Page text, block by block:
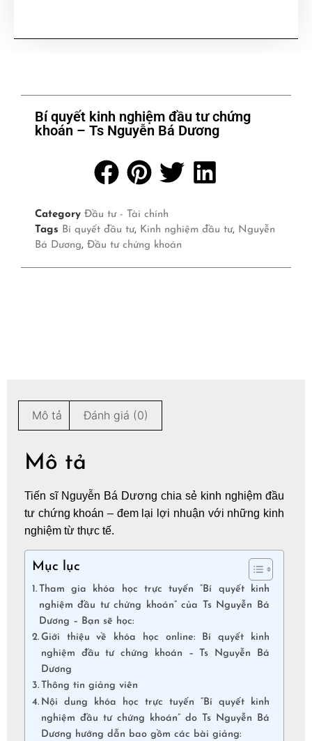
Bí quyết kinh nghiệm đầu tư chứng
khoán – Ts Nguyễn Bá Dương
Category Đầu tư - Tài chính
Tags Bí quyết đầu tư, Kinh nghiệm đầu tư, Nguyễn
Bá Dương, Đầu tư chứng khoán
Mô tả Đánh giá (0)
Mô tả
Tiến sĩ Nguyễn Bá Dương chia sẻ kinh nghiệm đầu
tư chứng khoán – đem lại lợi nhuận với những kinh
nghiệm từ thực tế.
Mục lục
Tham gia khóa học trực tuyến “Bí quyết kinh
nghiệm đầu tư chứng khoán” của Ts Nguyễn Bá
Dương – Bạn sẽ học:
Giới thiệu về khóa học online: Bí quyết kinh
nghiệm đầu tư chứng khoán – Ts Nguyễn Bá
Dương
Thông tin giảng viên
Nội dung khóa học trực tuyến “Bí quyết kinh
nghiệm đầu tư chứng khoán” do Ts Nguyễn Bá
Dương hướng dẫn bao gồm các bài giảng: